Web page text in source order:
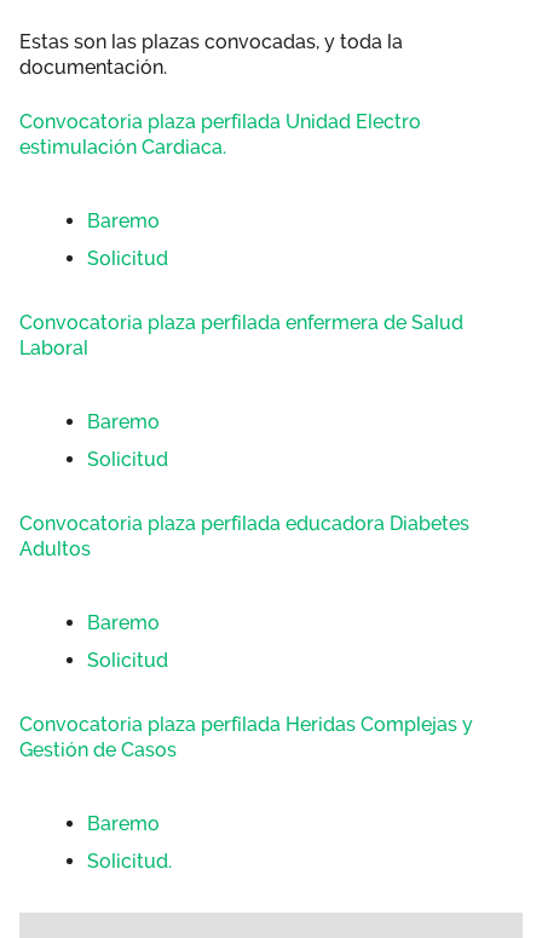
Estas son las plazas convocadas, y toda la
documentación.
Convocatoria plaza perfilada Unidad Electro
estimulación Cardiaca.
Baremo
Solicitud
Convocatoria plaza perfilada enfermera de Salud
Laboral
Baremo
Solicitud
Convocatoria plaza perfilada educadora Diabetes
Adultos
Baremo
Solicitud
Convocatoria plaza perfilada Heridas Complejas y
Gestión de Casos
Baremo
Solicitud.